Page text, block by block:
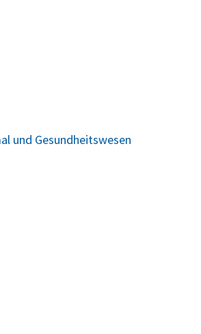
und Gesundheitswesen